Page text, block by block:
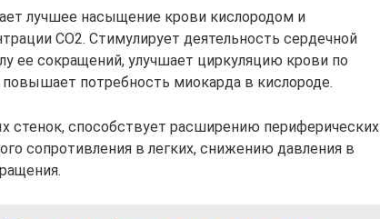
лучшее насыщение крови кислородом и
СО2. Стимулирует деятельность сердечной
ее сокращений, улучшает циркуляцию крови по
потребность миокарда в кислороде.
стенок, способствует расширению периферических
сопротивления в легких, снижению давления в